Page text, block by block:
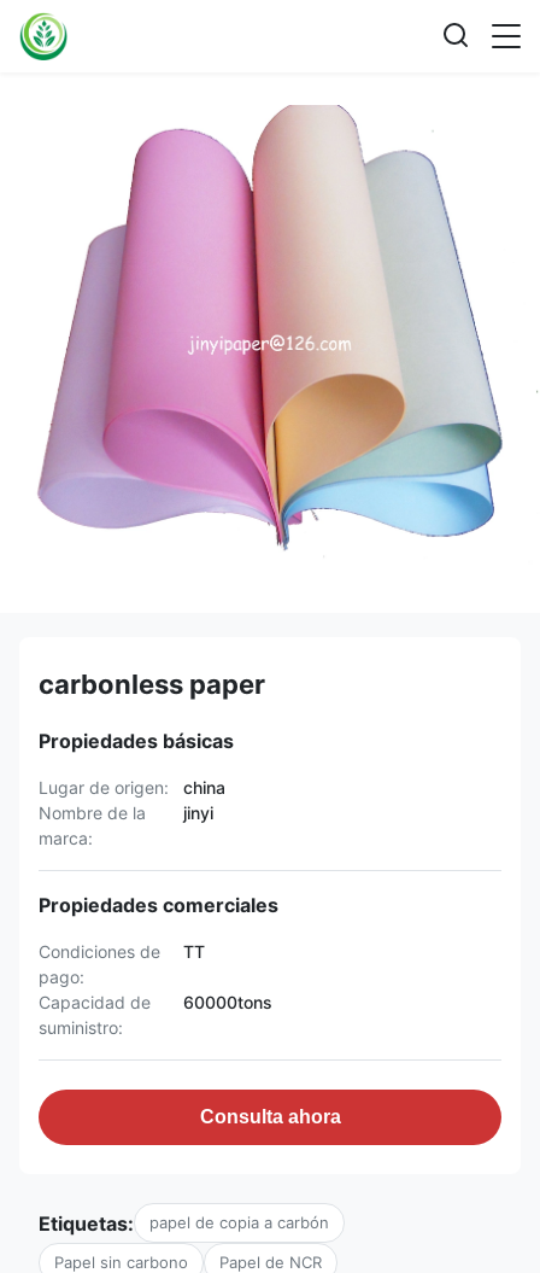
carbonless paper
Propiedades básicas
Lugar de origen:
china
Nombre de la
marca:
jinyi
Propiedades comerciales
Condiciones de
pago:
TT
Capacidad de
suministro:
60000tons
Consulta ahora
Etiquetas: papel de copia a carbón
Papel sin carbono Papel de NCR